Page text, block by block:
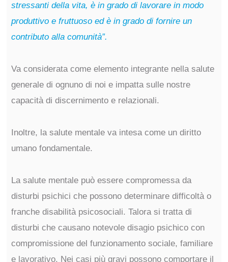
stressanti della vita, è in grado di lavorare in modo
produttivo e fruttuoso ed è in grado di fornire un
contributo alla comunità”.
Va considerata come elemento integrante nella salute
generale di ognuno di noi e impatta sulle nostre
capacità di discernimento e relazionali.
Inoltre, la salute mentale va intesa come un diritto
umano fondamentale.
La salute mentale può essere compromessa da
disturbi psichici che possono determinare difficoltà o
franche disabilità psicosociali. Talora si tratta di
disturbi che causano notevole disagio psichico con
compromissione del funzionamento sociale, familiare
e lavorativo. Nei casi più gravi possono comportare il